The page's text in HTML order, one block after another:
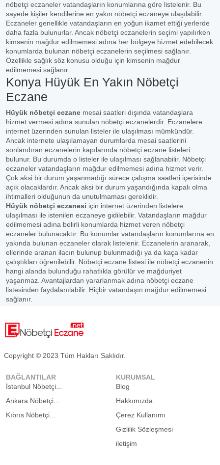
nöbetçi eczaneler vatandaşların konumlarına göre listelenir. Bu
sayede kişiler kendilerine en yakın nöbetçi eczaneye ulaşılabilir.
Eczaneler genellikle vatandaşların en yoğun ikamet ettiği yerlerde
daha fazla bulunurlar. Ancak nöbetçi eczanelerin seçimi yapılırken
kimsenin mağdur edilmemesi adına her bölgeye hizmet edebilecek
konumlarda bulunan nöbetçi eczanelerin seçilmesi sağlanır.
Özellikle sağlık söz konusu olduğu için kimsenin mağdur
edilmemesi sağlanır.
Konya Hüyük En Yakın Nöbetçi
Eczane
Hüyük nöbetçi eczane mesai saatleri dışında vatandaşlara
hizmet vermesi adına sunulan nöbetçi eczanelerdir. Eczanelere
internet üzerinden sunulan listeler ile ulaşılması mümkündür.
Ancak internete ulaşılamayan durumlarda mesai saatlerini
sonlandıran eczanelerin kapılarında nöbetçi eczane listeleri
bulunur. Bu durumda o listeler ile ulaşılması sağlanabilir. Nöbetçi
eczaneler vatandaşların mağdur edilmemesi adına hizmet verir.
Çok aksi bir durum yaşanmadığı sürece çalışma saatleri içerisinde
açık olacaklardır. Ancak aksi bir durum yaşandığında kapalı olma
ihtimalleri olduğunun da unutulmaması gereklidir.
Hüyük nöbetçi eczanesi için internet üzerinden listelere
ulaşılması ile istenilen eczaneye gidilebilir. Vatandaşların mağdur
edilmemesi adına belirli konumlarda hizmet veren nöbetçi
eczaneler bulunacaktır. Bu konumlar vatandaşların konumlarına en
yakında bulunan eczaneler olarak listelenir. Eczanelerin aranarak,
ellerinde aranan ilacın bulunup bulunmadığı ya da kaça kadar
çalıştıkları öğrenilebilir. Nöbetçi eczane listesi ile nöbetçi eczanenin
hangi alanda bulunduğu rahatlıkla görülür ve mağduriyet
yaşanmaz. Avantajlardan yararlanmak adına nöbetçi eczane
listesinden faydalanılabilir. Hiçbir vatandaşın mağdur edilmemesi
sağlanır.
Copyright © 2023 Tüm Hakları Saklıdır.
BAĞLANTILAR
İstanbul Nöbetçi...
Ankara Nöbetçi...
Kıbrıs Nöbetçi...
KURUMSAL
Blog
Hakkımızda
Çerez Kullanımı
Gizlilik Sözleşmesi
iletişim